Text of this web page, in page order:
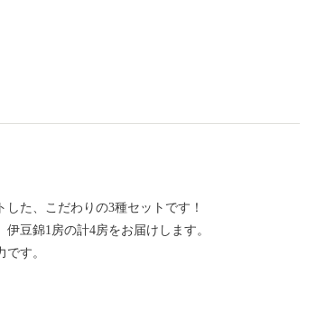
た、こだわりの3種セットです！
豆錦1房の計4房をお届けします。
す。